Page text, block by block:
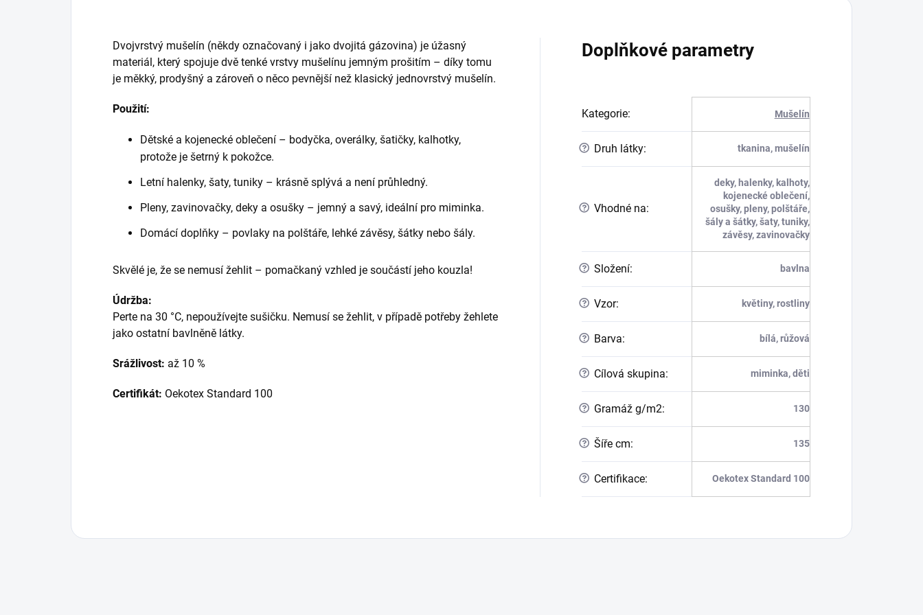
Dvojvrstvý mušelín (někdy označovaný i jako dvojitá gázovina) je úžasný
materiál, který spojuje dvě tenké vrstvy mušelínu jemným prošitím – díky tomu
je měkký, prodyšný a zároveň o něco pevnější než klasický jednovrstvý mušelín.
Použití:
Dětské a kojenecké oblečení – bodyčka, overálky, šatičky, kalhotky,
protože je šetrný k pokožce.
Letní halenky, šaty, tuniky – krásně splývá a není průhledný.
Pleny, zavinovačky, deky a osušky – jemný a savý, ideální pro miminka.
Domácí doplňky – povlaky na polštáře, lehké závěsy, šátky nebo šály.
Skvělé je, že se nemusí žehlit – pomačkaný vzhled je součástí jeho kouzla!
Údržba:
Perte na 30 °C, nepoužívejte sušičku. Nemusí se žehlit, v případě potřeby žehlete
jako ostatní bavlněně látky.
Srážlivost: až 10 %
Certifikát: Oekotex Standard 100
Doplňkové parametry
Kategorie: Mušelín
? Druh látky: tkanina, mušelín
? Vhodné na:
deky, halenky, kalhoty,
kojenecké oblečení,
osušky, pleny, polštáře,
šály a šátky, šaty, tuniky,
závěsy, zavinovačky
? Složení: bavlna
? Vzor: květiny, rostliny
? Barva: bílá, růžová
? Cílová skupina: miminka, děti
? Gramáž g/m2: 130
? Šíře cm: 135
? Certifikace: Oekotex Standard 100